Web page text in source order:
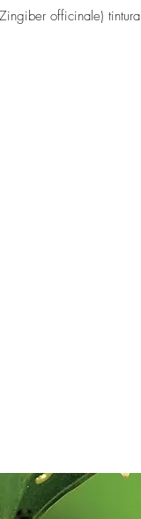
Vista rápida
officinale) tintura